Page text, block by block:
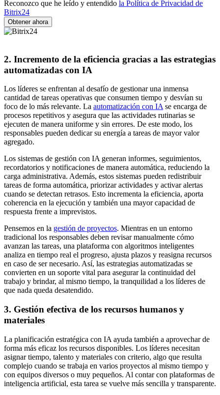
Reconozco que he leído y entendido la Política de Privacidad de
Bitrix24
2. Incremento de la eficiencia gracias a las estrategias
automatizadas con IA
Los líderes se enfrentan al desafío de gestionar una inmensa
cantidad de tareas operativas que consumen tiempo y desvían su
foco de lo más relevante. La automatización con IA se encarga de
procesos repetitivos y asegura que las actividades rutinarias se
ejecuten de manera uniforme y sin errores. De este modo, los
responsables pueden dedicar su energía a tareas de mayor valor
agregado.
Los sistemas de gestión con IA generan informes, seguimientos,
recordatorios y notificaciones de manera automática, reduciendo la
carga administrativa. Además, estos sistemas pueden redistribuir
tareas de forma automática, priorizar actividades y activar alertas
cuando se detectan retrasos. Esto incrementa la eficiencia, aporta
coherencia en la ejecución y también una mayor capacidad de
respuesta frente a imprevistos.
Pensemos en la gestión de proyectos. Mientras en un entorno
tradicional los responsables deben revisar manualmente cómo
avanzan las tareas, una plataforma con algoritmos inteligentes
analiza en tiempo real el progreso, ajusta plazos y reasigna recursos
en caso de ser necesario. Así, las estrategias automatizadas se
convierten en un soporte vital para asegurar la continuidad del
trabajo y brindar, al mismo tiempo, la tranquilidad a los líderes de
que nada queda desatendido.
3. Gestión efectiva de los recursos humanos y
materiales
La planificación estratégica con IA ayuda también a aprovechar de
forma más eficaz los recursos disponibles. Los líderes necesitan
asignar tiempo, talento y materiales con criterio, algo que resulta
complejo cuando se trabaja en varios proyectos al mismo tiempo y
con equipos diversos o muy pequeños. Al contar con plataformas de
inteligencia artificial, esta tarea se vuelve más sencilla y transparente.